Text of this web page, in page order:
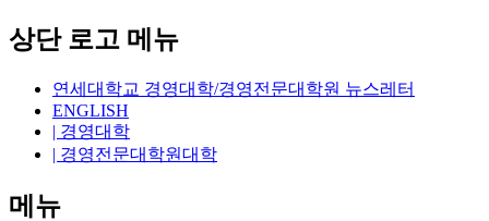
상단 로고 메뉴
연세대학교 경영대학/경영전문대학원 뉴스레터
ENGLISH
| 경영대학
| 경영전문대학원대학
메뉴